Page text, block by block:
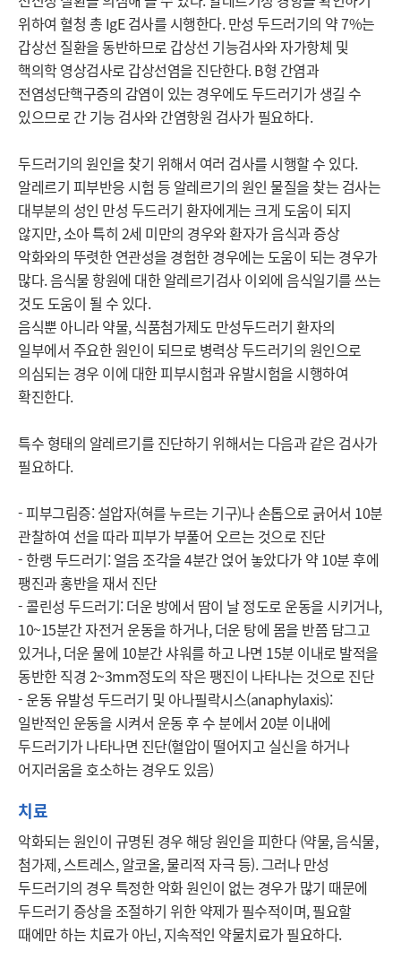
위하여 혈청 총 IgE 검사를 시행한다. 만성 두드러기의 약 7%는
갑상선 질환을 동반하므로 갑상선 기능검사와 자가항체 및
핵의학 영상검사로 갑상선염을 진단한다. B형 간염과
전염성단핵구증의 감염이 있는 경우에도 두드러기가 생길 수
있으므로 간 기능 검사와 간염항원 검사가 필요하다.
두드러기의 원인을 찾기 위해서 여러 검사를 시행할 수 있다.
알레르기 피부반응 시험 등 알레르기의 원인 물질을 찾는 검사는
대부분의 성인 만성 두드러기 환자에게는 크게 도움이 되지
않지만, 소아 특히 2세 미만의 경우와 환자가 음식과 증상
악화와의 뚜렷한 연관성을 경험한 경우에는 도움이 되는 경우가
많다. 음식물 항원에 대한 알레르기검사 이외에 음식일기를 쓰는
것도 도움이 될 수 있다.
음식뿐 아니라 약물, 식품첨가제도 만성두드러기 환자의
일부에서 주요한 원인이 되므로 병력상 두드러기의 원인으로
의심되는 경우 이에 대한 피부시험과 유발시험을 시행하여
확진한다.
특수 형태의 알레르기를 진단하기 위해서는 다음과 같은 검사가
필요하다.
- 피부그림증: 설압자(혀를 누르는 기구)나 손톱으로 긁어서 10분
관찰하여 선을 따라 피부가 부풀어 오르는 것으로 진단
- 한랭 두드러기: 얼음 조각을 4분간 얹어 놓았다가 약 10분 후에
팽진과 홍반을 재서 진단
- 콜린성 두드러기: 더운 방에서 땀이 날 정도로 운동을 시키거나,
10~15분간 자전거 운동을 하거나, 더운 탕에 몸을 반쯤 담그고
있거나, 더운 물에 10분간 샤워를 하고 나면 15분 이내로 발적을
동반한 직경 2~3mm정도의 작은 팽진이 나타나는 것으로 진단
- 운동 유발성 두드러기 및 아나필락시스(anaphylaxis):
일반적인 운동을 시켜서 운동 후 수 분에서 20분 이내에
두드러기가 나타나면 진단(혈압이 떨어지고 실신을 하거나
어지러움을 호소하는 경우도 있음)
치료
악화되는 원인이 규명된 경우 해당 원인을 피한다 (약물, 음식물,
첨가제, 스트레스, 알코올, 물리적 자극 등). 그러나 만성
두드러기의 경우 특정한 악화 원인이 없는 경우가 많기 때문에
두드러기 증상을 조절하기 위한 약제가 필수적이며, 필요할
때에만 하는 치료가 아닌, 지속적인 약물치료가 필요하다.